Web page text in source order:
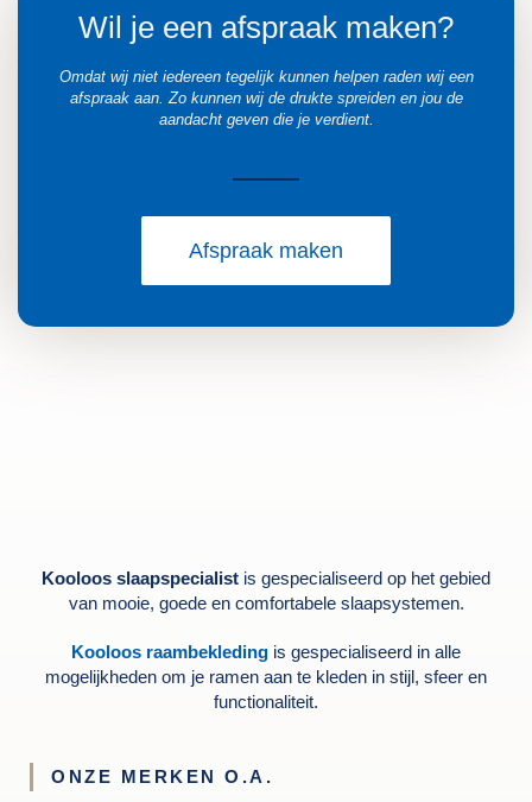
Wil je een afspraak maken?
Omdat wij niet iedereen tegelijk kunnen helpen raden wij een
afspraak aan. Zo kunnen wij de drukte spreiden en jou de
aandacht geven die je verdient.
Afspraak maken
Kooloos slaapspecialist is gespecialiseerd op het gebied
van mooie, goede en comfortabele slaapsystemen.
Kooloos raambekleding is gespecialiseerd in alle
mogelijkheden om je ramen aan te kleden in stijl, sfeer en
functionaliteit.
ONZE MERKEN O.A.